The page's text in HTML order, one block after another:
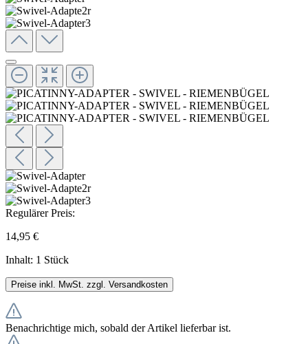
Regulärer Preis:
14,95 €
Inhalt: 1 Stück
Preise inkl. MwSt. zzgl. Versandkosten
Benachrichtige mich, sobald der Artikel lieferbar ist.